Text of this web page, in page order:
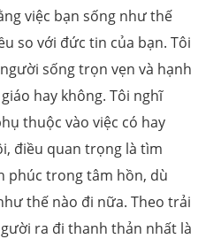
việc bạn sống như thế
so với đức tin của bạn. Tôi
sống trọn vẹn và hạnh
hay không. Tôi nghĩ
thuộc vào việc có hay
điều quan trọng là tìm
phúc trong tâm hồn, dù
thế nào đi nữa. Theo trải
ra đi thanh thản nhất là